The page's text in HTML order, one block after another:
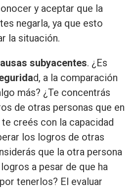
y aceptar que la
negarla, ya que esto
la situación.
subyacentes. ¿Es
d, a la comparación
más? ¿Te concentrás
de otras personas que en
creés con la capacidad
los logros de otras
que la otra persona
a pesar de que ha
tenerlos? El evaluar